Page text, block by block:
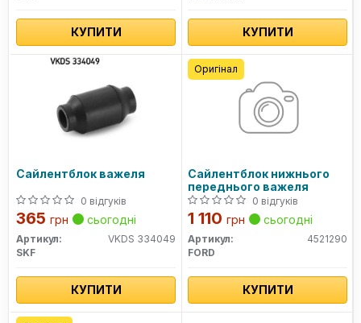
КУПИТИ КУПИТИ
Сайлентблок важеля
0 відгуків
365 грн сьогодні
Артикул:
VKDS 334049
SKF
КУПИТИ
Сайлентблок нижнього
переднього важеля
0 відгуків
1 110 грн сьогодні
Артикул:
4521290
FORD
КУПИТИ
Оригінал